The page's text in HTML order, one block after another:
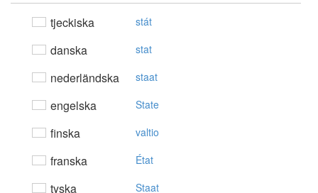
tjeckiska stát
danska stat
nederländska staat
engelska State
finska valtio
franska État
tyska Staat